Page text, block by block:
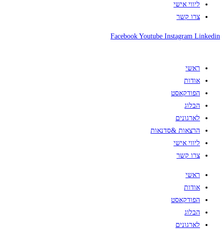
ליווי אישי
צרו קשר
Facebook Youtube Instagram Linkedin
ראשי
אודות
הפודקאסט
הבלוג
לארגונים
הרצאות &סדנאות
ליווי אישי
צרו קשר
ראשי
אודות
הפודקאסט
הבלוג
לארגונים